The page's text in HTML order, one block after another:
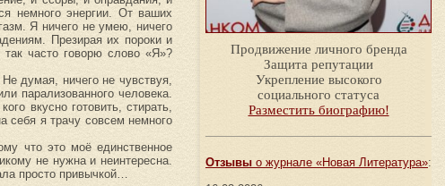
немного энергии. От ваших
Я ничего не умею, ничего
Презирая их пороки и
часто говорю слово «Я»?
думая, ничего не чувствуя,
парализованного человека.
вкусно готовить, стирать,
себя я трачу совсем немного
что это моё единственное
не нужна и неинтересна.
просто привычкой…
Продвижение личного бренда
Защита репутации
Укрепление высокого
социального статуса
Разместить биографию!
Отзывы о журнале «Новая Литература»: